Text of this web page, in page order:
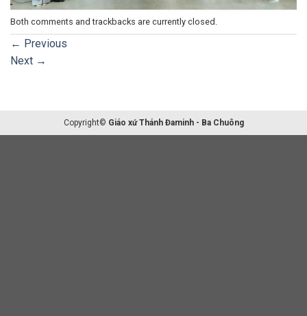
Both comments and trackbacks are currently closed.
← Previous
Next →
Copyright© Giáo xứ Thánh Đaminh - Ba Chuông